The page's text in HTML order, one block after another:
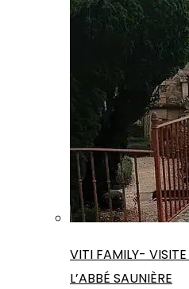
VITI FAMILY-
L’ABBÉ SAUNIÈRE